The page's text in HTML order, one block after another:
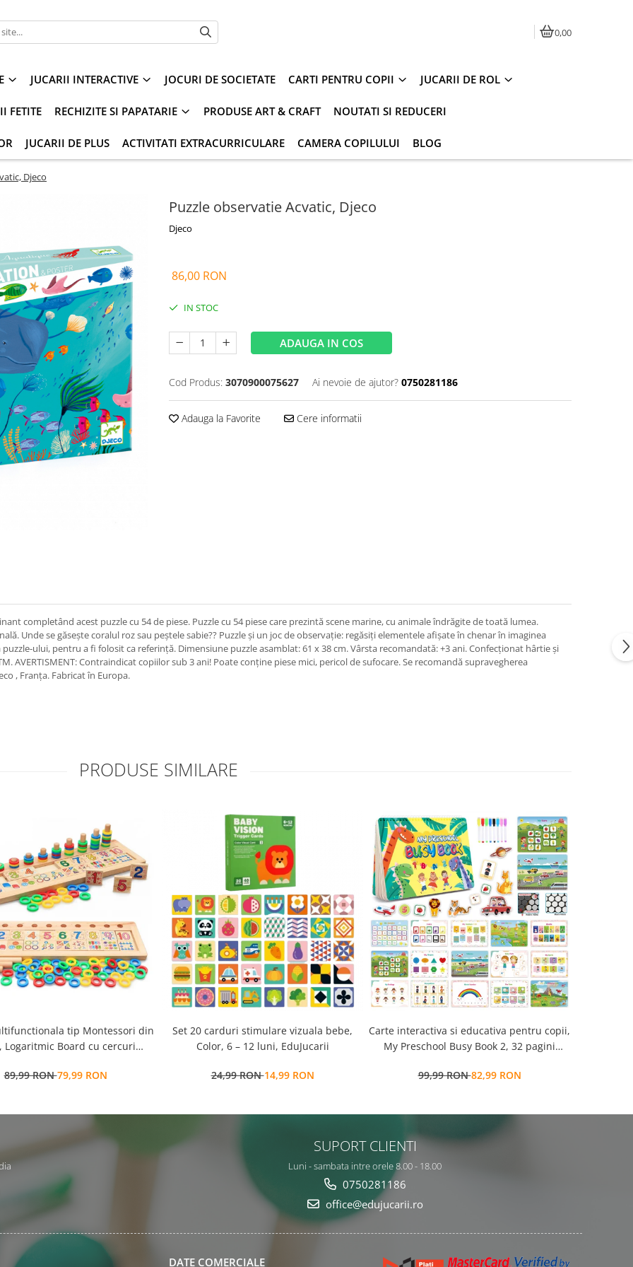
0,00
JUCARII INTERACTIVE JOCURI DE SOCIETATE CARTI PENTRU COPII JUCARII DE ROL
FETITE RECHIZITE SI PAPATARIE PRODUSE ART & CRAFT NOUTATI SI REDUCERI
JUCARII DE PLUS ACTIVITATI EXTRACURRICULARE CAMERA COPILULUI BLOG
Djeco
Puzzle observatie Acvatic, Djeco
Djeco
86,00 RON
IN STOC
ADAUGA IN COS
Cod Produs: 3070900075627 Ai nevoie de ajutor? 0750281186
Adauga la Favorite Cere informatii
completând acest puzzle cu 54 de piese. Puzzle cu 54 piese care prezintă scene marine, cu animale îndrăgite de toată lumea.
Unde se găsește coralul roz sau peștele sabie?? Puzzle și un joc de observație: regăsiți elementele afișate în chenar în imaginea
ului, pentru a fi folosit ca referință. Dimensiune puzzle asamblat: 61 x 38 cm. Vârsta recomandată: +3 ani. Confecționat hârtie și
AVERTISMENT: Contraindicat copiilor sub 3 ani! Poate conține piese mici, pericol de sufocare. Se recomandă supravegherea
, Franța. Fabricat în Europa.
PRODUSE SIMILARE
tip Montessori din
Logaritmic Board cu cercuri
operatiuni matematice
89,99 RON79,99 RON
Set 20 carduri stimulare vizuala bebe,
Color, 6 – 12 luni, EduJucarii
24,99 RON14,99 RON
Carte interactiva si educativa pentru copii,
My Preschool Busy Book 2, 32 pagini
repozitionabile, Limba Engleza, 3 ani+,
99,99 RON82,99 RON
SUPORT CLIENTI
Luni - sambata intre orele 8.00 - 18.00
0750281186
office@edujucarii.ro
DATE COMERCIALE